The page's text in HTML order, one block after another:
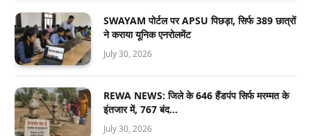
SWAYAM पोर्टल पर APSU पिछड़ा, सिर्फ 389 छात्रों
ने कराया यूनिक एनरोलमेंट
July 30, 2026
REWA NEWS: जिले के 646 हैंडपंप सिर्फ मरम्मत के
इंतजार में, 767 बंद…
July 30, 2026